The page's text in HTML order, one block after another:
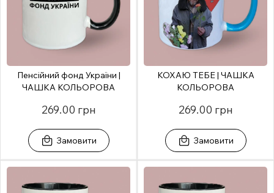
Пенсійний фонд України |
ЧАШКА КОЛЬОРОВА
269.00 грн
Замовити
КОХАЮ ТЕБЕ | ЧАШКА
КОЛЬОРОВА
269.00 грн
Замовити